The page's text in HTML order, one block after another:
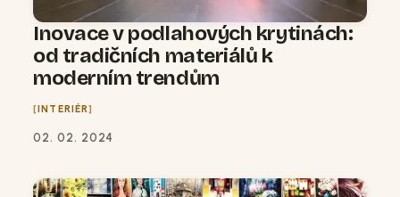
Inovace v podlahových krytinách:
od tradičních materiálů k
moderním trendům
INTERIÉR
02. 02. 2024